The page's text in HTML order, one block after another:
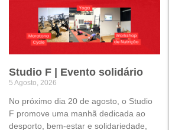
Studio F | Evento solidário
5 Agosto, 2026
No próximo dia 20 de agosto, o Studio
F promove uma manhã dedicada ao
desporto, bem-estar e solidariedade,